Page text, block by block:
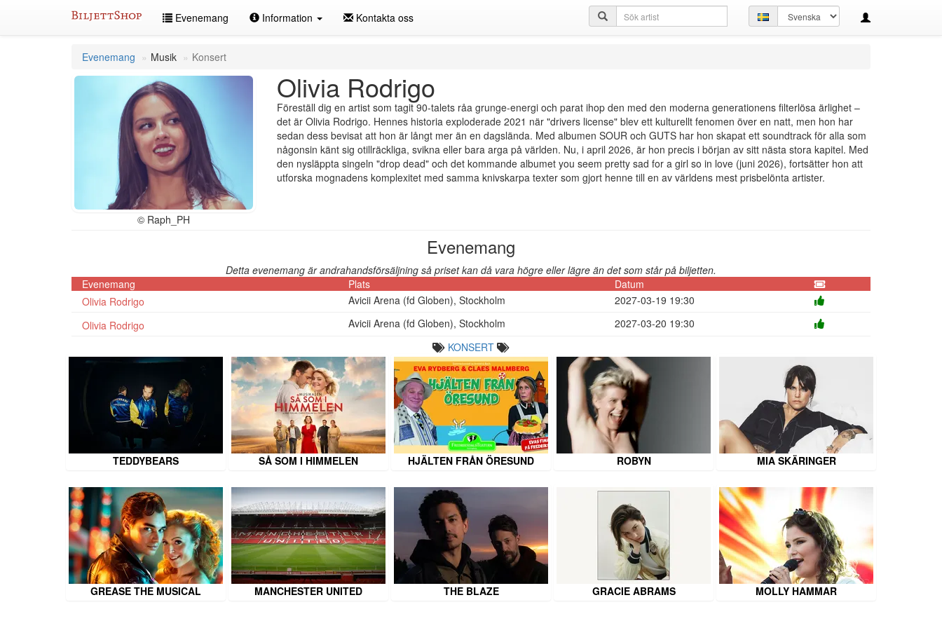
Evenemang Information Kontakta oss
Ställ
in
språk
Sökfråga
Evenemang Musik Konsert
© Raph_PH
Olivia Rodrigo
Föreställ dig en artist som tagit 90-talets råa grunge-energi och parat ihop den med den moderna generationens filterlösa ärlighet –
det är Olivia Rodrigo. Hennes historia exploderade 2021 när "drivers license" blev ett kulturellt fenomen över en natt, men hon har
sedan dess bevisat att hon är långt mer än en dagslända. Med albumen SOUR och GUTS har hon skapat ett soundtrack för alla som
någonsin känt sig otillräckliga, svikna eller bara arga på världen. Nu, i april 2026, är hon precis i början av sitt nästa stora kapitel. Med
den nysläppta singeln "drop dead" och det kommande albumet you seem pretty sad for a girl so in love (juni 2026), fortsätter hon att
utforska mognadens komplexitet med samma knivskarpa texter som gjort henne till en av världens mest prisbelönta artister.
Evenemang
Detta evenemang är andrahandsförsäljning så priset kan då vara högre eller lägre än det som står på biljetten.
Evenemang
Plats
Datum
Olivia Rodrigo
Avicii Arena (fd Globen), Stockholm
2027-03-19 19:30
Olivia Rodrigo
Avicii Arena (fd Globen), Stockholm
2027-03-20 19:30
KONSERT
TEDDYBEARS SÅ SOM I HIMMELEN HJÄLTEN FRÅN ÖRESUND ROBYN MIA SKÄRINGER
GREASE THE MUSICAL MANCHESTER UNITED THE BLAZE GRACIE ABRAMS MOLLY HAMMAR